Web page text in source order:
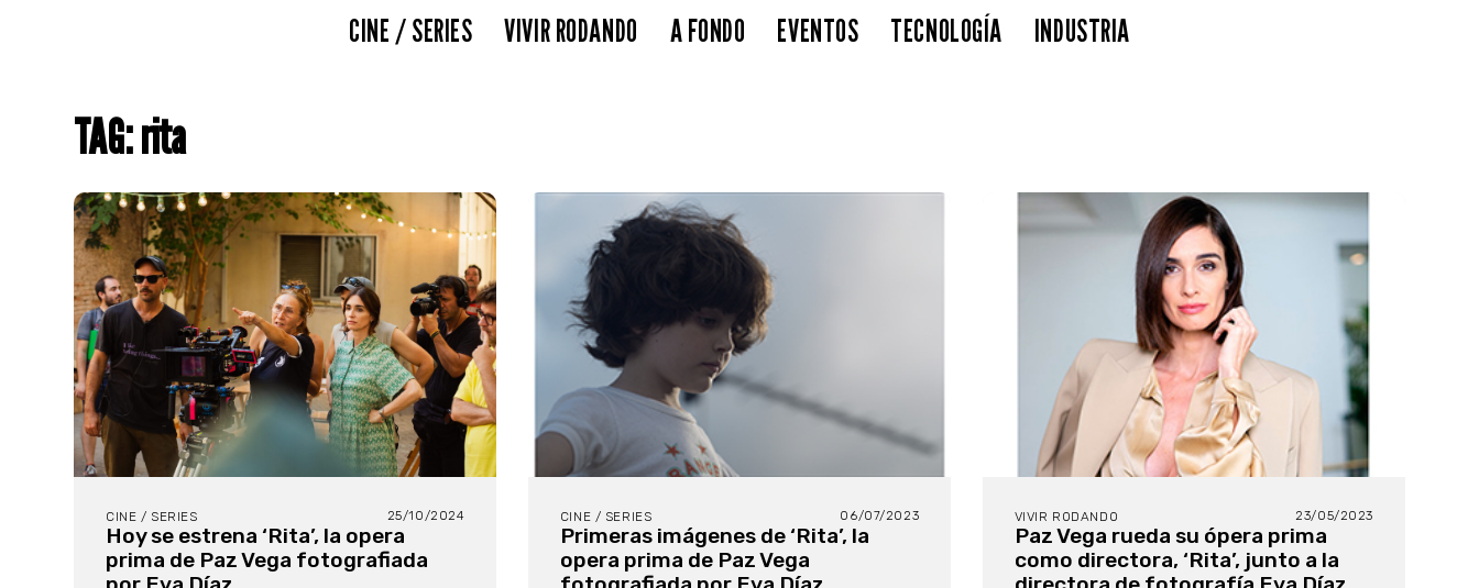
CINE / SERIES VIVIR RODANDO A FONDO EVENTOS TECNOLOGÍA INDUSTRIA
TAG: rita
CINE / SERIES 25/10/2024
Hoy se estrena ‘Rita’, la opera
prima de Paz Vega fotografiada
CINE / SERIES 06/07/2023
Primeras imágenes de ‘Rita’, la
opera prima de Paz Vega
VIVIR RODANDO 23/05/2023
Paz Vega rueda su ópera prima
como directora, ‘Rita’, junto a la